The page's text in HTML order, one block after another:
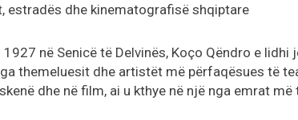
estradës dhe kinematografisë shqiptare
në Senicë të Delvinës, Koço Qëndro e lidhi
themeluesit dhe artistët më përfaqësues të
dhe në film, ai u kthye në një nga emrat